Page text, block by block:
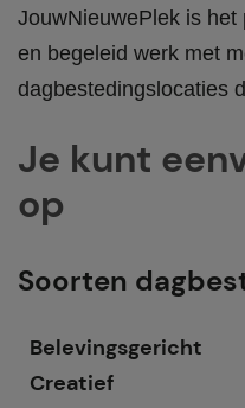
JouwNieuwePlek is
en begeleid werk met
dagbestedingslocaties
Je kunt
op
Soorten
Belevingsgericht
Creatief